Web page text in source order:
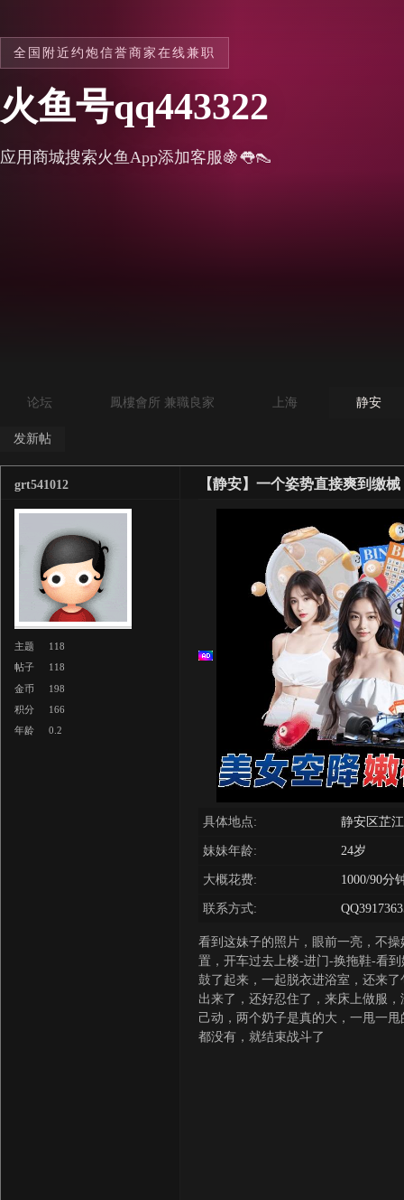
全国附近约炮信誉商家在线兼职
火鱼号qq443322
应用商城搜索火鱼App添加客服🍇👅👠
论坛 鳳樓會所 兼職良家 上海 静安
发新帖
【静安】一个姿势直接爽到缴械
grt541012
主题
118
帖子
118
金币
198
积分
166
年龄
0.2
具体地点: 静安区芷
妹妹年龄: 24岁
大概花费: 1000/90分
联系方式:
看到这妹子的照片，眼前一亮，不
置，开车过去上楼-进门-换拖鞋-看
鼓了起来，一起脱衣进浴室，还来
出来了，还好忍住了，来床上做服
己动，两个奶子是真的大，一甩一
都没有，就结束战斗了